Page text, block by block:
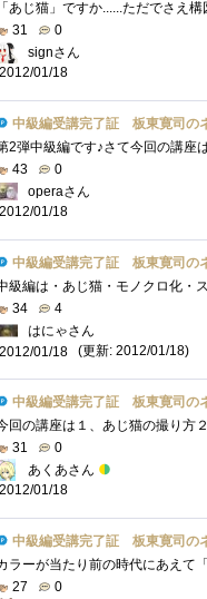
31
0
signさん
2012/01/18
中級編受講完了証 板東寛司のネコカ
43
0
operaさん
2012/01/18
中級編受講完了証 板東寛司のネコカ
34
4
はにゃさん
2012/01/18
(更新: 2012/01/18)
中級編受講完了証 板東寛司のネコカ
31
0
あくあさん
2012/01/18
中級編受講完了証 板東寛司のネコカ
27
0